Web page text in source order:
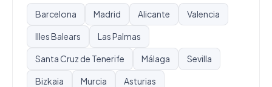
Barcelona Madrid Alicante Valencia
Illes Balears Las Palmas
Santa Cruz de Tenerife Málaga Sevilla
Bizkaia Murcia Asturias